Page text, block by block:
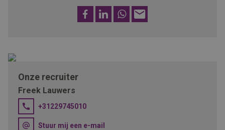
FacebookLinkedInWhatsApp
Onze recruiter
Freek Lauwers
+31229745010
Stuur mij een e-mail